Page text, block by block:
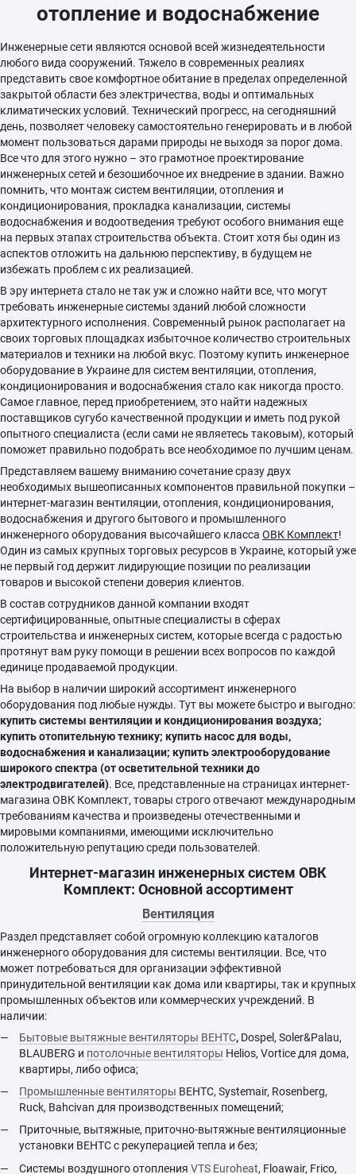
отопление и водоснабжение
Инженерные сети являются основой всей жизнедеятельности
любого вида сооружений. Тяжело в современных реалиях
представить свое комфортное обитание в пределах определенной
закрытой области без электричества, воды и оптимальных
климатических условий. Технический прогресс, на сегодняшний
день, позволяет человеку самостоятельно генерировать и в любой
момент пользоваться дарами природы не выходя за порог дома.
Все что для этого нужно – это грамотное проектирование
инженерных сетей и безошибочное их внедрение в здании. Важно
помнить, что монтаж систем вентиляции, отопления и
кондиционирования, прокладка канализации, системы
водоснабжения и водоотведения требуют особого внимания еще
на первых этапах строительства объекта. Стоит хотя бы один из
аспектов отложить на дальнюю перспективу, в будущем не
избежать проблем с их реализацией.
В эру интернета стало не так уж и сложно найти все, что могут
требовать инженерные системы зданий любой сложности
архитектурного исполнения. Современный рынок располагает на
своих торговых площадках избыточное количество строительных
материалов и техники на любой вкус. Поэтому купить инженерное
оборудование в Украине для систем вентиляции, отопления,
кондиционирования и водоснабжения стало как никогда просто.
Самое главное, перед приобретением, это найти надежных
поставщиков сугубо качественной продукции и иметь под рукой
опытного специалиста (если сами не являетесь таковым), который
поможет правильно подобрать все необходимое по лучшим ценам.
Представляем вашему вниманию сочетание сразу двух
необходимых вышеописанных компонентов правильной покупки –
интернет-магазин вентиляции, отопления, кондиционирования,
водоснабжения и другого бытового и промышленного
инженерного оборудования высочайшего класса ОВК Комплект!
Один из самых крупных торговых ресурсов в Украине, который уже
не первый год держит лидирующие позиции по реализации
товаров и высокой степени доверия клиентов.
В состав сотрудников данной компании входят
сертифицированные, опытные специалисты в сферах
строительства и инженерных систем, которые всегда с радостью
протянут вам руку помощи в решении всех вопросов по каждой
единице продаваемой продукции.
На выбор в наличии широкий ассортимент инженерного
оборудования под любые нужды. Тут вы можете быстро и выгодно:
купить системы вентиляции и кондиционирования воздуха;
купить отопительную технику; купить насос для воды,
водоснабжения и канализации; купить электрооборудование
широкого спектра (от осветительной техники до
электродвигателей). Все, представленные на страницах интернет-
магазина ОВК Комплект, товары строго отвечают международным
требованиям качества и произведены отечественными и
мировыми компаниями, имеющими исключительно
положительную репутацию среди пользователей.
Интернет-магазин инженерных систем ОВК
Комплект: Основной ассортимент
Вентиляция
Раздел представляет собой огромную коллекцию каталогов
инженерного оборудования для системы вентиляции. Все, что
может потребоваться для организации эффективной
принудительной вентиляции как дома или квартиры, так и крупных
промышленных объектов или коммерческих учреждений. В
наличии:
Бытовые вытяжные вентиляторы ВЕНТС, Dospel, Soler&Palau,
BLAUBERG и потолочные вентиляторы Helios, Vortice для дома,
квартиры, либо офиса;
Промышленные вентиляторы ВЕНТС, Systemair, Rosenberg,
Ruck, Bahcivan для производственных помещений;
Приточные, вытяжные, приточно-вытяжные вентиляционные
установки ВЕНТС с рекуперацией тепла и без;
Системы воздушного отопления VTS Euroheat, Floawair, Frico,